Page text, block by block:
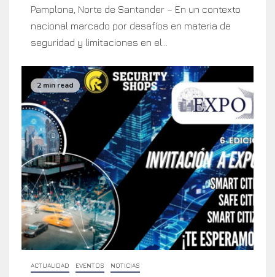
Pamplona, Norte de Santander – En un contexto
nacional marcado por desafíos en materia de
seguridad y limitaciones en el...
2 min read
ACTUALIDAD EVENTOS NOTICIAS